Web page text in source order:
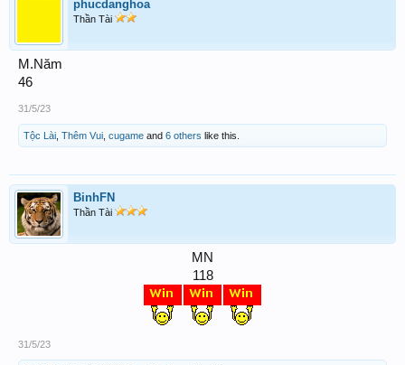
phucdanghoa
Thần Tài
M.Năm
46
31/5/23
Tộc Lài Thêm Vui cugame and 6 others like this.
BinhFN
Thần Tài
MN
118
31/5/23